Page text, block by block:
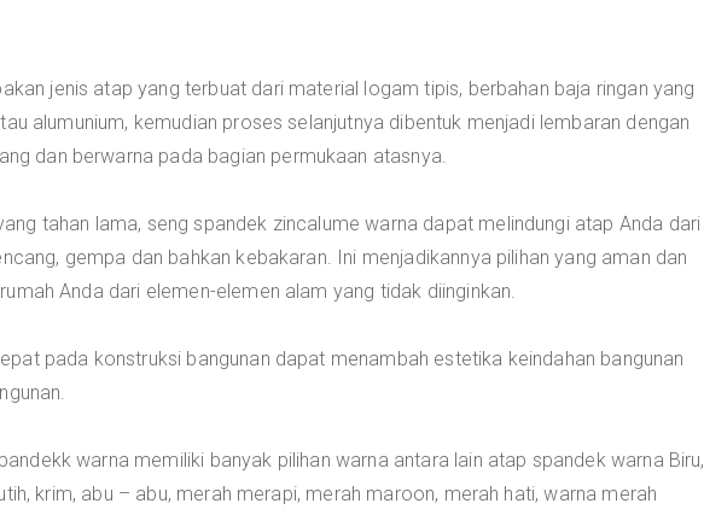
jenis atap yang terbuat dari material logam tipis, berbahan baja ringan yang
alumunium, kemudian proses selanjutnya dibentuk menjadi lembaran dengan
dan berwarna pada bagian permukaan atasnya.
tahan lama, seng spandek zincalume warna dapat melindungi atap Anda dari
gempa dan bahkan kebakaran. Ini menjadikannya pilihan yang aman dan
Anda dari elemen-elemen alam yang tidak diinginkan.
pada konstruksi bangunan dapat menambah estetika keindahan bangunan
warna memiliki banyak pilihan warna antara lain atap spandek warna Biru,
krim, abu – abu, merah merapi, merah maroon, merah hati, warna merah